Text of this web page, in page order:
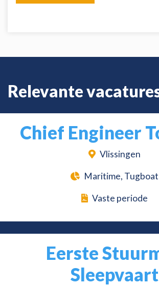
Relevante
Chief Engineer
Vlissingen
Maritime, Tugboat
Vaste periode
Eerste
Sleepvaart